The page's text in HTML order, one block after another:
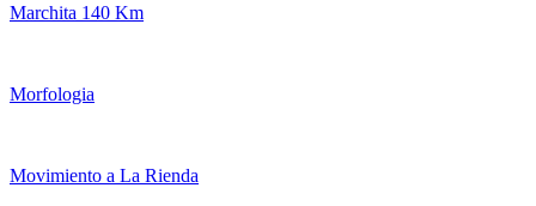
Marchita 140 Km
Morfologia
Movimiento a La Rienda